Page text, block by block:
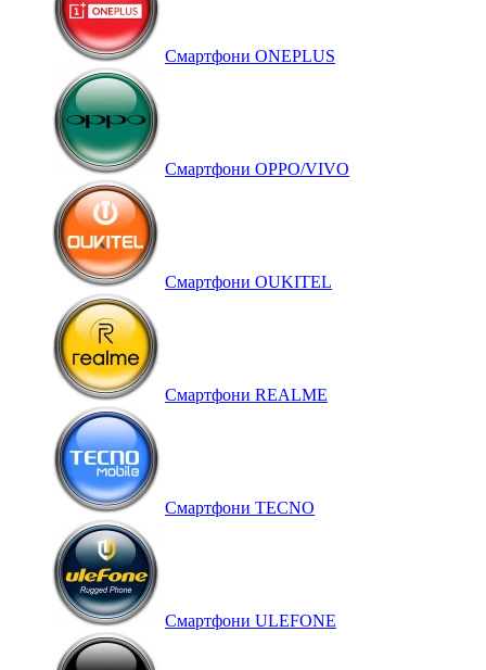
Смартфони ONEPLUS
Смартфони OPPO/VIVO
Смартфони OUKITEL
Смартфони REALME
Смартфони TECNO
Смартфони ULEFONE